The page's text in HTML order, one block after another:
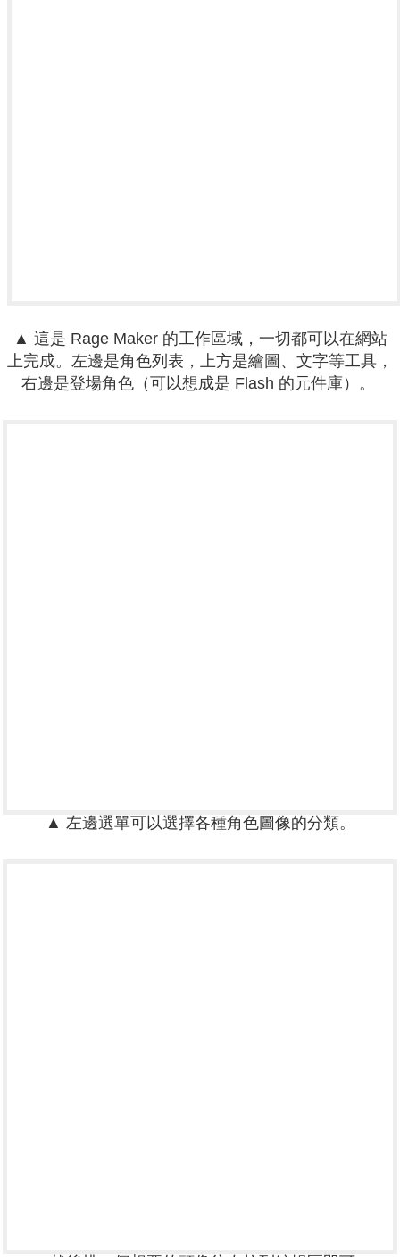
▲ 這是 Rage Maker 的工作區域，一切都可以在網站
上完成。左邊是角色列表，上方是繪圖、文字等工具，
右邊是登場角色（可以想成是 Flash 的元件庫）。
▲ 左邊選單可以選擇各種角色圖像的分類。